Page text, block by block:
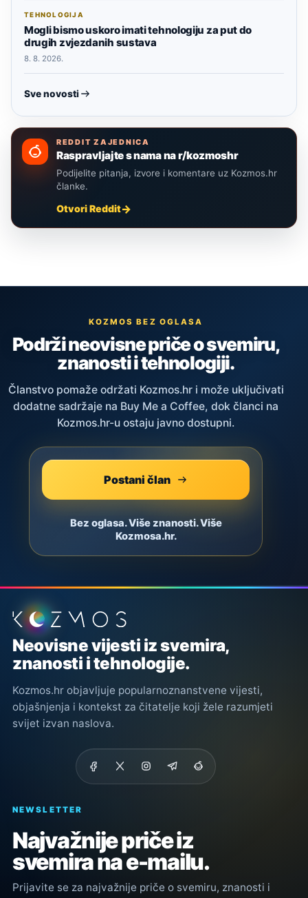
TEHNOLOGIJA
Mogli bismo uskoro imati tehnologiju za put do
drugih zvjezdanih sustava
8. 8. 2026.
Sve novosti
REDDIT ZAJEDNICA
Raspravljajte s nama na r/kozmoshr
Podijelite pitanja, izvore i komentare uz Kozmos.hr
članke.
Otvori Reddit
KOZMOS BEZ OGLASA
Podrži neovisne priče o svemiru,
znanosti i tehnologiji.
Članstvo pomaže održati Kozmos.hr i može uključivati
dodatne sadržaje na Buy Me a Coffee, dok članci na
Kozmos.hr-u ostaju javno dostupni.
Postani član
Bez oglasa. Više znanosti. Više
Kozmosa.hr.
Podnožje stranice
Neovisne vijesti iz svemira,
znanosti i tehnologije.
Kozmos.hr objavljuje popularnoznanstvene vijesti,
objašnjenja i kontekst za čitatelje koji žele razumjeti
svijet izvan naslova.
NEWSLETTER
Najvažnije priče iz
svemira na e-mailu.
Prijavite se za najvažnije priče o svemiru, znanosti i